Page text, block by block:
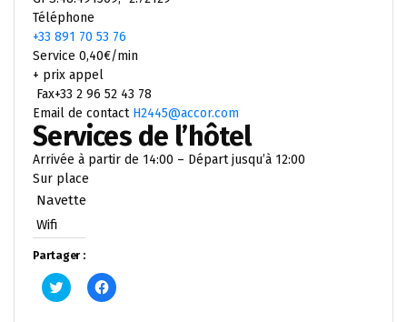
Téléphone
+33 891 70 53 76
Service 0,40€/min
+ prix appel
Fax+33 2 96 52 43 78
Email de contact H2445@accor.com
Services de l’hôtel
Arrivée à partir de 14:00 – Départ jusqu’à 12:00
Sur place
Navette
Wifi
Partager :
Cliquez
pour
Cliquez
pour